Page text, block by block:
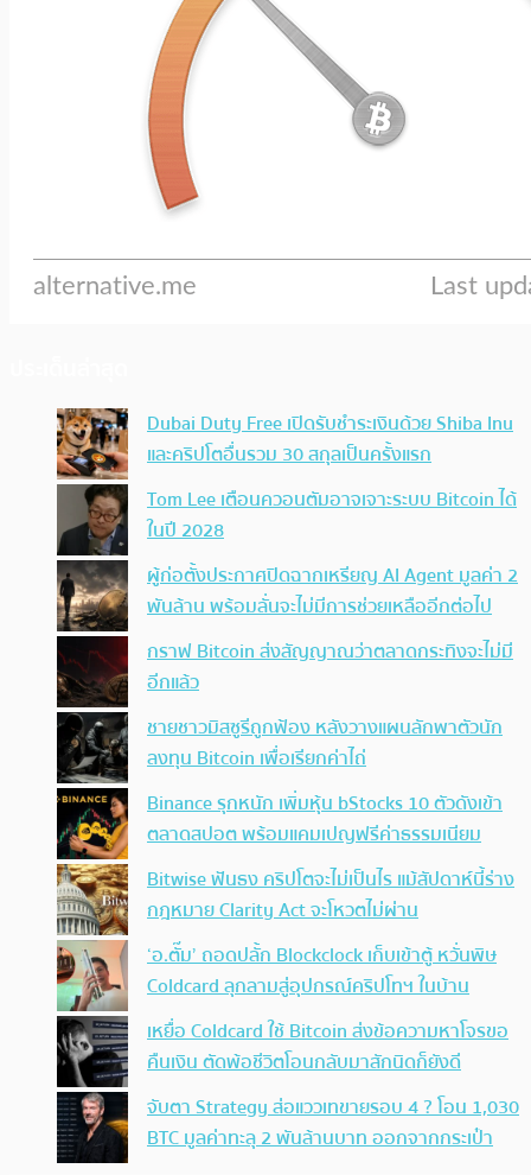
Dubai Duty Free เปิดรับชำระเงินด้วย Shiba Inu
และคริปโตอื่นรวม 30 สกุลเป็นครั้งแรก
Tom Lee เตือนควอนตัมอาจเจาะระบบ Bitcoin ได้
ในปี 2028
ผู้ก่อตั้งประกาศปิดฉากเหรียญ AI Agent มูลค่า 2
พันล้าน พร้อมลั่นจะไม่มีการช่วยเหลืออีกต่อไป
กราฟ Bitcoin ส่งสัญญาณว่าตลาดกระทิงจะไม่มี
อีกแล้ว
ชายชาวมิสซูรีถูกฟ้อง หลังวางแผนลักพาตัวนัก
ลงทุน Bitcoin เพื่อเรียกค่าไถ่
Binance รุกหนัก เพิ่มหุ้น bStocks 10 ตัวดังเข้า
ตลาดสปอต พร้อมแคมเปญฟรีค่าธรรมเนียม
Bitwise ฟันธง คริปโตจะไม่เป็นไร แม้สัปดาห์นี้ร่าง
กฎหมาย Clarity Act จะโหวตไม่ผ่าน
‘อ.ตั๊ม’ ถอดปลั้ก Blockclock เก็บเข้าตู้ หวั่นพิษ
Coldcard ลุกลามสู่อุปกรณ์คริปโทฯ ในบ้าน
เหยื่อ Coldcard ใช้ Bitcoin ส่งข้อความหาโจรขอ
คืนเงิน ตัดพ้อชีวิตโอนกลับมาสักนิดก็ยังดี
จับตา Strategy ส่อแววเทขายรอบ 4 ? โอน 1,030
BTC มูลค่าทะลุ 2 พันล้านบาท ออกจากกระเป๋า